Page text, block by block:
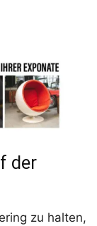
der
zu halten,